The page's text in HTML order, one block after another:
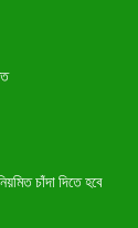
চাঁদা দিতে হবে